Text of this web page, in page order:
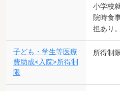
小学校
院時食
担あり。
子ども・学生等医療
費助成<入院>所得制
限
所得制